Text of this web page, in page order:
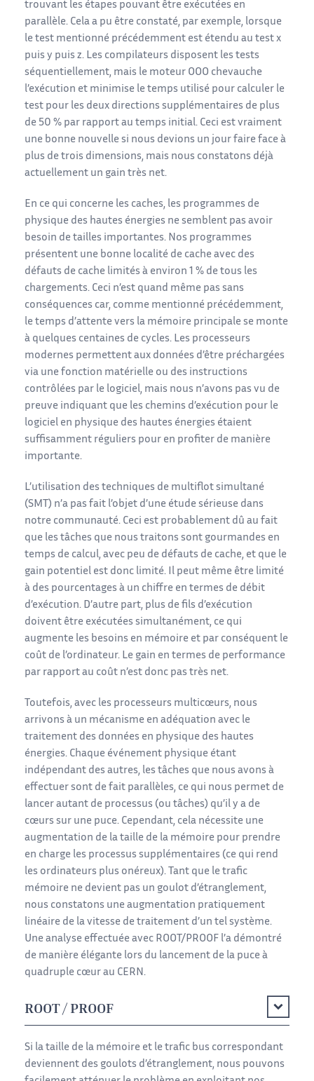
trouvant les étapes pouvant être exécutées en
parallèle. Cela a pu être constaté, par exemple, lorsque
le test mentionné précédemment est étendu au test x
puis y puis z. Les compilateurs disposent les tests
séquentiellement, mais le moteur OOO chevauche
l’exécution et minimise le temps utilisé pour calculer le
test pour les deux directions supplémentaires de plus
de 50 % par rapport au temps initial. Ceci est vraiment
une bonne nouvelle si nous devions un jour faire face à
plus de trois dimensions, mais nous constatons déjà
actuellement un gain très net.
En ce qui concerne les caches, les programmes de
physique des hautes énergies ne semblent pas avoir
besoin de tailles importantes. Nos programmes
présentent une bonne localité de cache avec des
défauts de cache limités à environ 1 % de tous les
chargements. Ceci n’est quand même pas sans
conséquences car, comme mentionné précédemment,
le temps d’attente vers la mémoire principale se monte
à quelques centaines de cycles. Les processeurs
modernes permettent aux données d’être préchargées
via une fonction matérielle ou des instructions
contrôlées par le logiciel, mais nous n’avons pas vu de
preuve indiquant que les chemins d’exécution pour le
logiciel en physique des hautes énergies étaient
suffisamment réguliers pour en profiter de manière
importante.
L’utilisation des techniques de multiflot simultané
(SMT) n’a pas fait l’objet d’une étude sérieuse dans
notre communauté. Ceci est probablement dû au fait
que les tâches que nous traitons sont gourmandes en
temps de calcul, avec peu de défauts de cache, et que le
gain potentiel est donc limité. Il peut même être limité
à des pourcentages à un chiffre en termes de débit
d’exécution. D’autre part, plus de fils d’exécution
doivent être exécutées simultanément, ce qui
augmente les besoins en mémoire et par conséquent le
coût de l’ordinateur. Le gain en termes de performance
par rapport au coût n’est donc pas très net.
Toutefois, avec les processeurs multicœurs, nous
arrivons à un mécanisme en adéquation avec le
traitement des données en physique des hautes
énergies. Chaque événement physique étant
indépendant des autres, les tâches que nous avons à
effectuer sont de fait parallèles, ce qui nous permet de
lancer autant de processus (ou tâches) qu’il y a de
cœurs sur une puce. Cependant, cela nécessite une
augmentation de la taille de la mémoire pour prendre
en charge les processus supplémentaires (ce qui rend
les ordinateurs plus onéreux). Tant que le trafic
mémoire ne devient pas un goulot d’étranglement,
nous constatons une augmentation pratiquement
linéaire de la vitesse de traitement d’un tel système.
Une analyse effectuée avec ROOT/PROOF l’a démontré
de manière élégante lors du lancement de la puce à
quadruple cœur au CERN.
ROOT / PROOF
Si la taille de la mémoire et le trafic bus correspondant
deviennent des goulots d’étranglement, nous pouvons